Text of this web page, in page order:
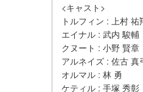
<キャスト>
トルフィン : 上村 祐
エイナル : 武内 駿輔
クヌート : 小野 賢章
アルネイズ : 佐古 真
オルマル : 林 勇
ケティル : 手塚 秀彰